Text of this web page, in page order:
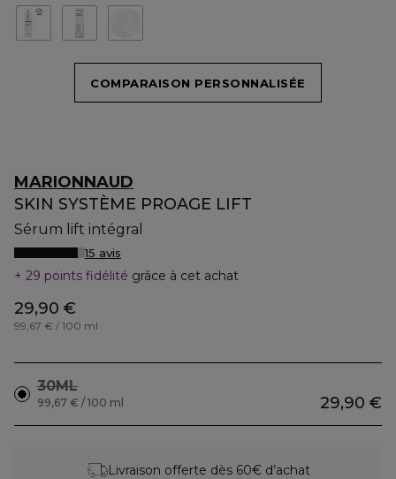
COMPARAISON PERSONNALISÉE
MARIONNAUD
SKIN SYSTÈME PROAGE LIFT
Sérum lift intégral
15 avis
29 points fidélité grâce à cet achat
29,90 €
99,67 € / 100 ml
30ML
29,90 €
99,67 € / 100 ml
Livraison offerte dès 60€ d’achat